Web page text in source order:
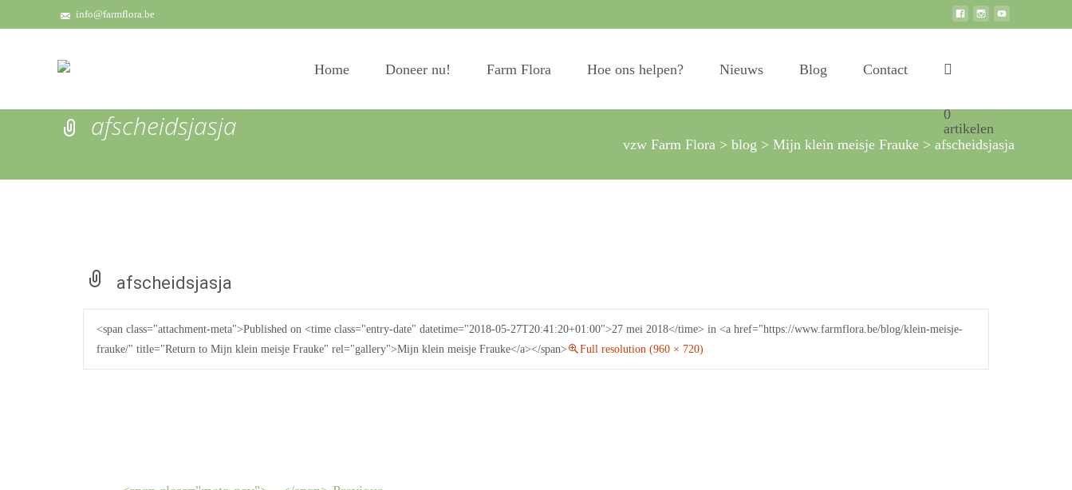
info@farmflora.be
Home Doneer nu! Farm Flora Hoe ons helpen? Nieuws Blog Contact
0
artikelen
afscheidsjasja
vzw Farm Flora > blog > Mijn klein meisje Frauke > afscheidsjasja
afscheidsjasja
<span class="attachment-meta">Published on <time class="entry-date" datetime="2018-05-27T20:41:20+01:00">27 mei 2018</time> in <a href="https://www.farmflora.be/blog/klein-meisje-
frauke/" title="Return to Mijn klein meisje Frauke" rel="gallery">Mijn klein meisje Frauke</a></span>
Full resolution (960 × 720)